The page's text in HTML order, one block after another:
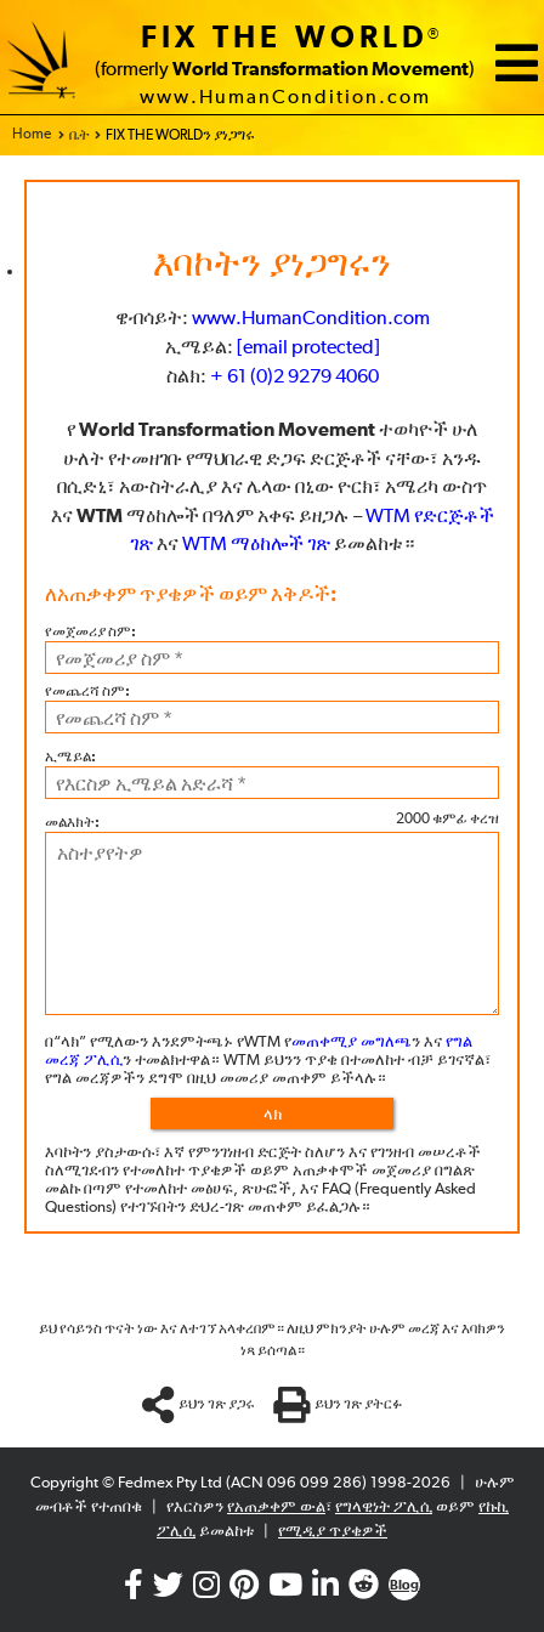
FIX THE WORLD®
(formerly World Transformation Movement)
www.HumanCondition.com
Home ቤት FIX THE WORLDን ያነጋግሩ
እባኮትን ያነጋግሩን
ዌብሳይት: www.HumanCondition.com
ኢሜይል: [email protected]
ስልክ: + 61 (0)2 9279 4060
የWorld Transformation Movementተወካዮች ሁለ
ሁለት የተመዘገቡ የማህበራዊ ድጋፍ ድርጅቶች ናቸው፣ አንዱ
በሲድኒ፣ አውስትራሊያ እና ሌላው በኒው ዮርክ፣ አሜሪካ ውስጥ
እናWTM ማዕከሎች በዓለም አቀፍ ይዘጋሉ –WTM የድርጅቶች
ገጽእናWTM ማዕከሎች ገጽ ይመልከቱ።
ለአጠቃቀም ጥያቄዎች ወይም እቅዶች:
የመጀመሪያ ስም:
የመጨረሻ ስም:
ኢሜይል:
2000 ቁምፊ ቀረዝ
መልእክት:
በ“ላክ” የሚለውን እንደምትጫኑ የWTM የመጠቀሚያ መግለጫን እና የግል
መረጃ ፖሊሲን ተመልክተዋል። WTM ይህንን ጥያቄ በተመለከተ ብቻ ይገናኛል፣
የግል መረጃዎችን ደግሞ በዚህ መመሪያ መጠቀም ይችላሉ።
ላክ
እባኮትን ያስታውሱ፣ እኛ የምንገነዘብ ድርጅት ስለሆን እና የገንዘብ መሠረቶች
ስለሚገደብን የተመለከተ ጥያቄዎች ወይም አጠቃቀሞች መጀመሪያ በግልጽ
መልኩ በጣም የተመለከተ መፅሀፍ, ጽሁፎች, እና FAQ (Frequently Asked
Questions) የተገኙበትን ድህረ-ገጽ መጠቀም ይፈልጋሉ።
ይህ የሳይንስ ጥናት ነው እና ለተገኘ አላቀረበም። ለዚህ ምክንያት ሁሉም መረጃ እና እባክዎን
ነጻ ይሰጣል።
ይህን ገጽ ያጋሩ ይህን ገጽ ያትርፉ
Copyright © Fedmex Pty Ltd (ACN 096 099 286) 1998-2026
ሁሉም
መብቶች የተጠበቁ
የእርስዎን የአጠቃቀም ውል፣ የግላዊነት ፖሊሲ ወይም የኩኪ
ፖሊሲ ይመልከቱ የሚዲያ ጥያቄዎች
Blog